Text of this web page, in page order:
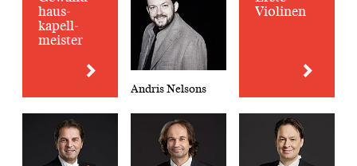
haus­
kapell­
meister
Andris Nelsons
Violinen